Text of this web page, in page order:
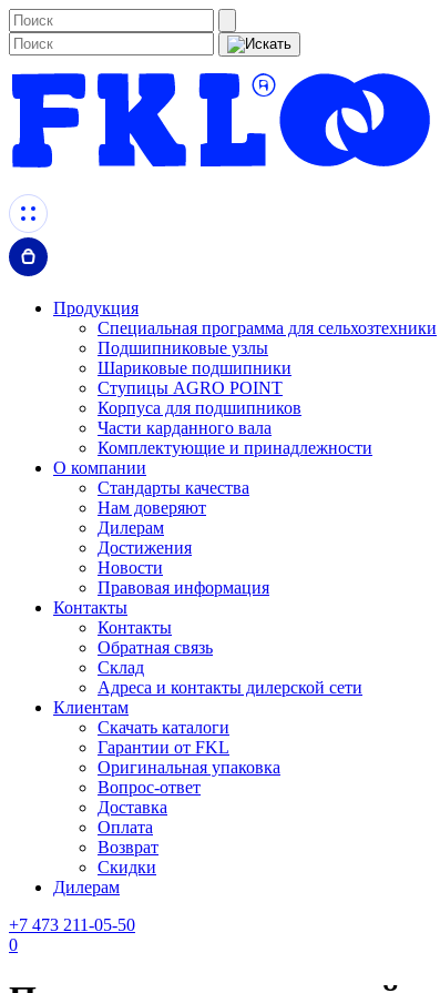
Продукция
Специальная программа для сельхозтехники
Подшипниковые узлы
Шариковые подшипники
Ступицы AGRO POINT
Корпуса для подшипников
Части карданного вала
Комплектующие и принадлежности
О компании
Стандарты качества
Нам доверяют
Дилерам
Достижения
Новости
Правовая информация
Контакты
Контакты
Обратная связь
Склад
Адреса и контакты дилерской сети
Клиентам
Скачать каталоги
Гарантии от FKL
Оригинальная упаковка
Вопрос-ответ
Доставка
Оплата
Возврат
Скидки
Дилерам
+7 473 211-05-50
0